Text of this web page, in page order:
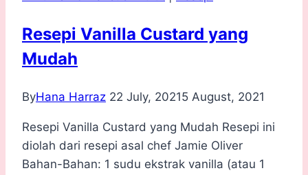
Resepi Vanilla Custard yang
Mudah
ByHana Harraz 22 July, 20215 August, 2021
Resepi Vanilla Custard yang Mudah Resepi ini
diolah dari resepi asal chef Jamie Oliver
Bahan-Bahan: 1 sudu ekstrak vanilla (atau 1